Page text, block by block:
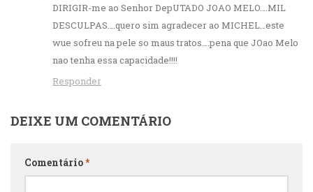
DIRIGIR-me ao Senhor DepUTADO JOAO MELO….MIL
DESCULPAS….quero sim agradecer ao MICHEL…este
wue sofreu na pele so maus tratos….pena que JOao Melo
nao tenha essa capacidade!!!!
Responder
DEIXE UM COMENTÁRIO
Comentário*